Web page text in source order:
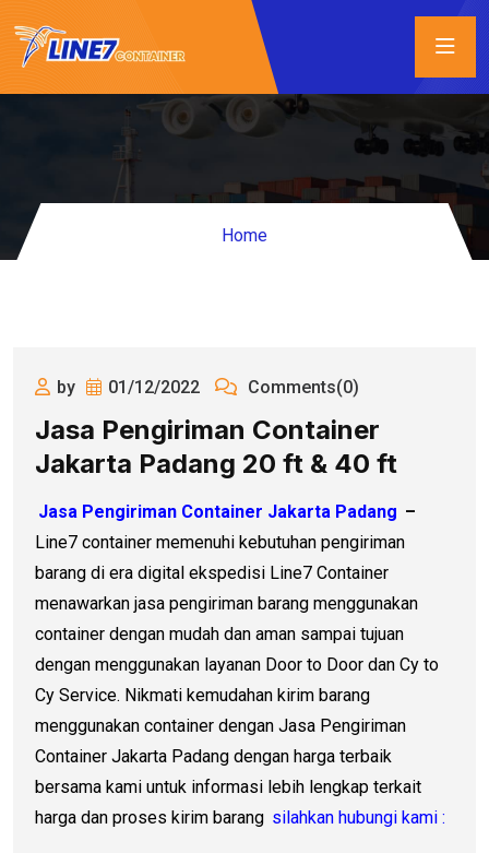
Home
by 01/12/2022 Comments(0)
Jasa Pengiriman Container
Jakarta Padang 20 ft & 40 ft
Jasa Pengiriman Container Jakarta Padang –
Line7 container memenuhi kebutuhan pengiriman
barang di era digital ekspedisi Line7 Container
menawarkan jasa pengiriman barang menggunakan
container dengan mudah dan aman sampai tujuan
dengan menggunakan layanan Door to Door dan Cy to
Cy Service. Nikmati kemudahan kirim barang
menggunakan container dengan Jasa Pengiriman
Container Jakarta Padang dengan harga terbaik
bersama kami untuk informasi lebih lengkap terkait
harga dan proses kirim barang silahkan hubungi kami :